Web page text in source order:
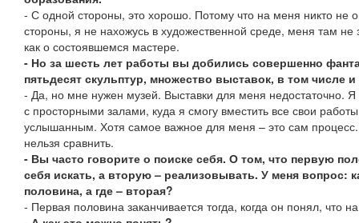
- С одной стороны, это хорошо. Потому что на меня никто не
стороны, я не нахожусь в художественной среде, меня там
как о состоявшемся мастере.
- Но за шесть лет работы вы добились совершенно
пятьдесят скульптур, множество выставок, в том числе
- Да, но мне нужен музей. Выставки для меня недостаточно.
с просторными залами, куда я смогу вместить все свои
услышанным. Хотя самое важное для меня – это сам
нельзя сравнить.
- Вы часто говорите о поиске себя. О том, что первую
себя искать, а вторую – реализовывать. У меня вопрос:
половина, а где – вторая?
- Первая половина заканчивается тогда, когда он понял, что